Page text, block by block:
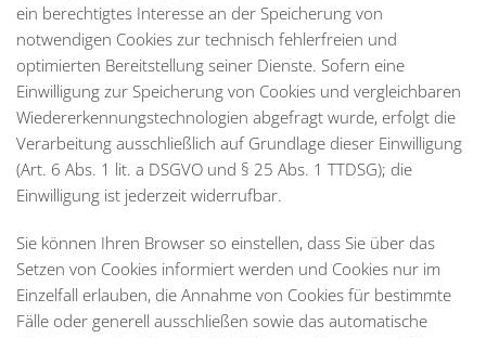
ein berechtigtes Interesse an der Speicherung von
notwendigen Cookies zur technisch fehlerfreien und
optimierten Bereitstellung seiner Dienste. Sofern eine
Einwilligung zur Speicherung von Cookies und vergleichbaren
Wiedererkennungstechnologien abgefragt wurde, erfolgt die
Verarbeitung ausschließlich auf Grundlage dieser Einwilligung
(Art. 6 Abs. 1 lit. a DSGVO und § 25 Abs. 1 TTDSG); die
Einwilligung ist jederzeit widerrufbar.
Sie können Ihren Browser so einstellen, dass Sie über das
Setzen von Cookies informiert werden und Cookies nur im
Einzelfall erlauben, die Annahme von Cookies für bestimmte
Fälle oder generell ausschließen sowie das automatische